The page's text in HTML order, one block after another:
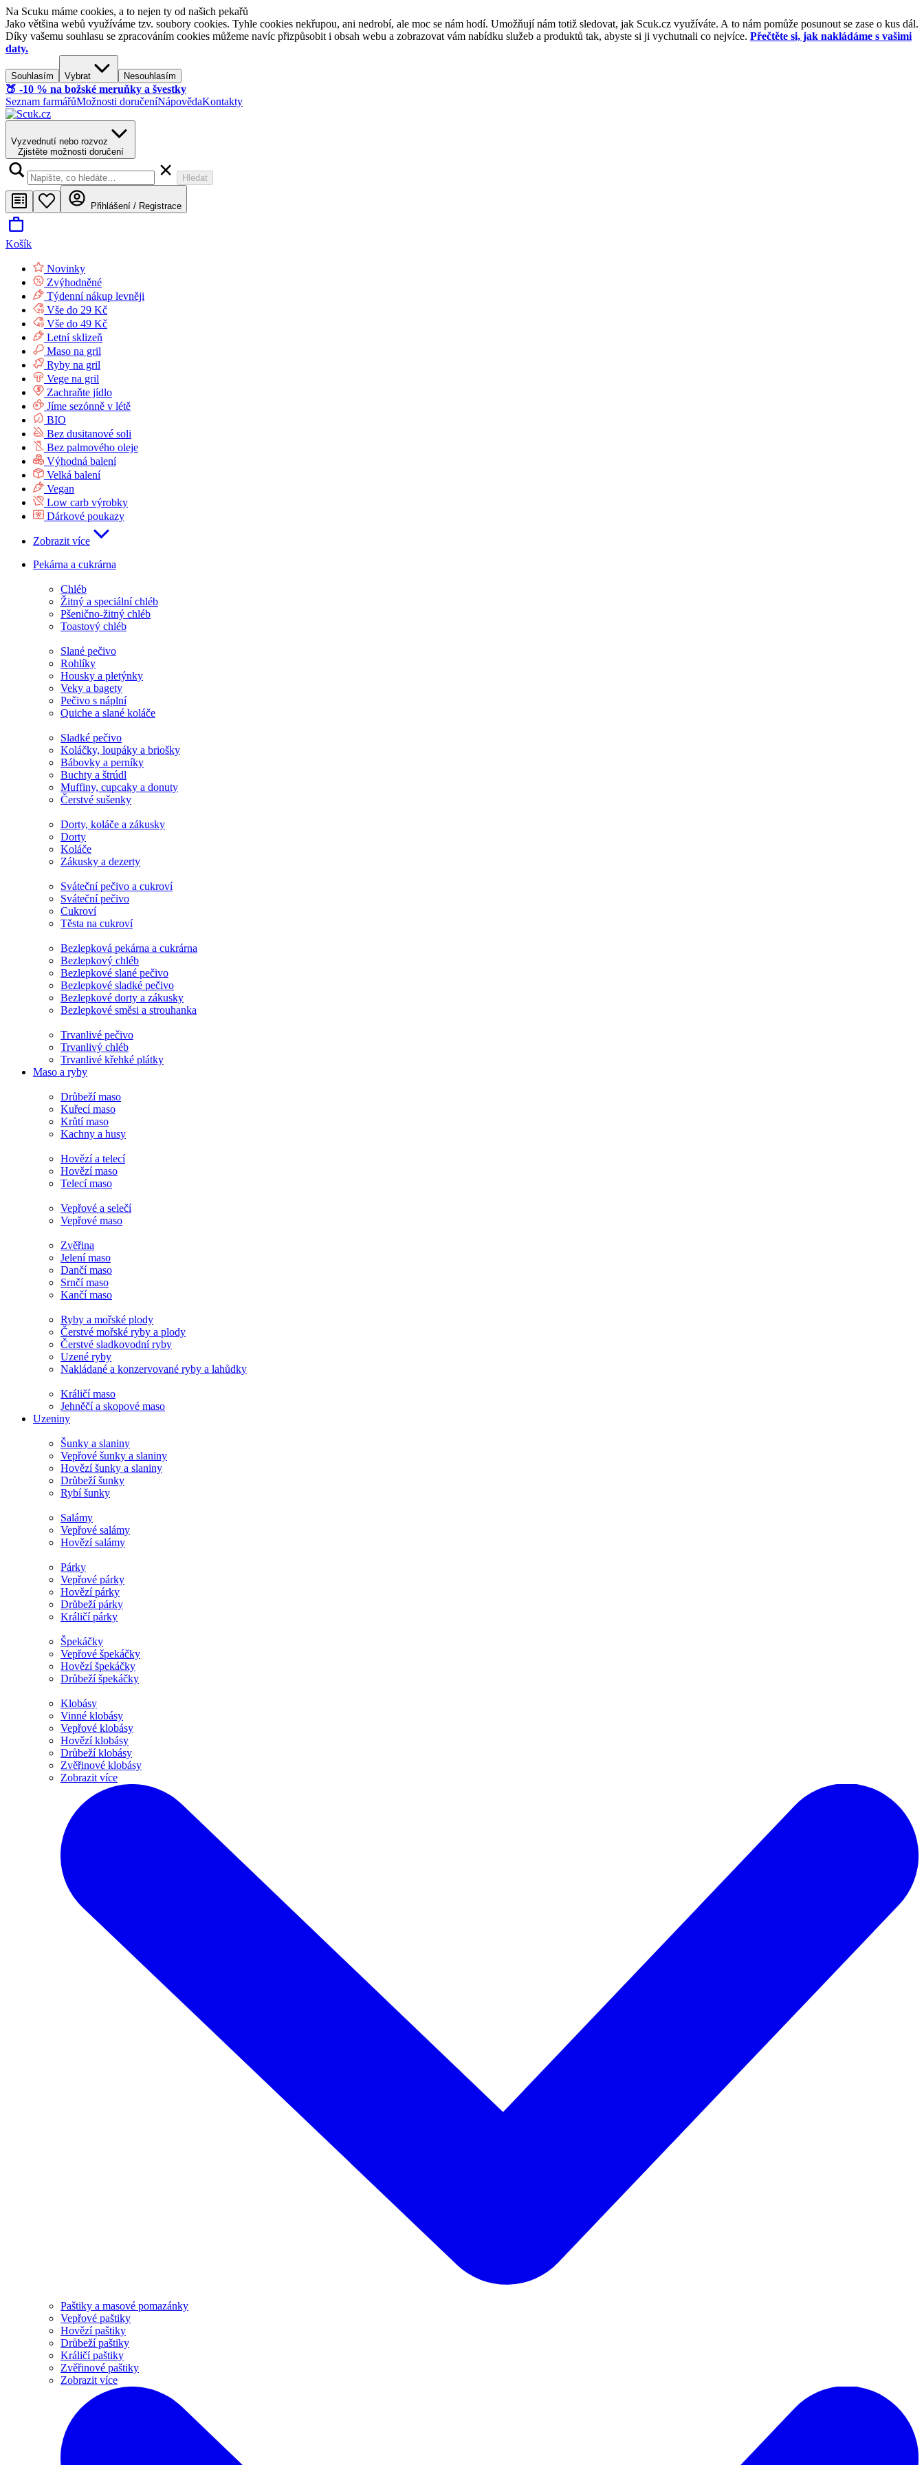
Na Scuku máme cookies, a to nejen ty od našich pekařů
Jako většina webů využíváme tzv. soubory cookies. Tyhle cookies nekřupou, ani nedrobí, ale moc se nám hodí. Umožňují nám totiž sledovat, jak Scuk.cz využíváte. A to nám pomůže posunout se zase o kus dál.
Díky vašemu souhlasu se zpracováním cookies můžeme navíc přizpůsobit i obsah webu a zobrazovat vám nabídku služeb a produktů tak, abyste si ji vychutnali co nejvíce. Přečtěte si, jak nakládáme s vašimi
daty.
Souhlasím Vybrat Nesouhlasím
🍑​ -10 % na božské meruňky a švestky
Seznam farmářůMožnosti doručeníNápovědaKontakty
Vyzvednutí nebo rozvoz
Zjistěte možnosti doručení
Hledat
Přihlášení / Registrace
Košík
Novinky
Zvýhodněné
Týdenní nákup levněji
Vše do 29 Kč
Vše do 49 Kč
Letní sklizeň
Maso na gril
Ryby na gril
Vege na gril
Zachraňte jídlo
Jíme sezónně v létě
BIO
Bez dusitanové soli
Bez palmového oleje
Výhodná balení
Velká balení
Vegan
Low carb výrobky
Dárkové poukazy
Zobrazit více
Pekárna a cukrárna
Chléb
Žitný a speciální chléb
Pšenično-žitný chléb
Toastový chléb
Slané pečivo
Rohlíky
Housky a pletýnky
Veky a bagety
Pečivo s náplní
Quiche a slané koláče
Sladké pečivo
Koláčky, loupáky a briošky
Bábovky a perníky
Buchty a štrúdl
Muffiny, cupcaky a donuty
Čerstvé sušenky
Dorty, koláče a zákusky
Dorty
Koláče
Zákusky a dezerty
Sváteční pečivo a cukroví
Sváteční pečivo
Cukroví
Těsta na cukroví
Bezlepková pekárna a cukrárna
Bezlepkový chléb
Bezlepkové slané pečivo
Bezlepkové sladké pečivo
Bezlepkové dorty a zákusky
Bezlepkové směsi a strouhanka
Trvanlivé pečivo
Trvanlivý chléb
Trvanlivé křehké plátky
Maso a ryby
Drůbeží maso
Kuřecí maso
Krůtí maso
Kachny a husy
Hovězí a telecí
Hovězí maso
Telecí maso
Vepřové a selečí
Vepřové maso
Zvěřina
Jelení maso
Dančí maso
Srnčí maso
Kančí maso
Ryby a mořské plody
Čerstvé mořské ryby a plody
Čerstvé sladkovodní ryby
Uzené ryby
Nakládané a konzervované ryby a lahůdky
Králičí maso
Jehněčí a skopové maso
Uzeniny
Šunky a slaniny
Vepřové šunky a slaniny
Hovězí šunky a slaniny
Drůbeží šunky
Rybí šunky
Salámy
Vepřové salámy
Hovězí salámy
Párky
Vepřové párky
Hovězí párky
Drůbeží párky
Králičí párky
Špekáčky
Vepřové špekáčky
Hovězí špekáčky
Drůbeží špekáčky
Klobásy
Vinné klobásy
Vepřové klobásy
Hovězí klobásy
Drůbeží klobásy
Zvěřinové klobásy
Zobrazit více
Paštiky a masové pomazánky
Vepřové paštiky
Hovězí paštiky
Drůbeží paštiky
Králičí paštiky
Zvěřinové paštiky
Zobrazit více